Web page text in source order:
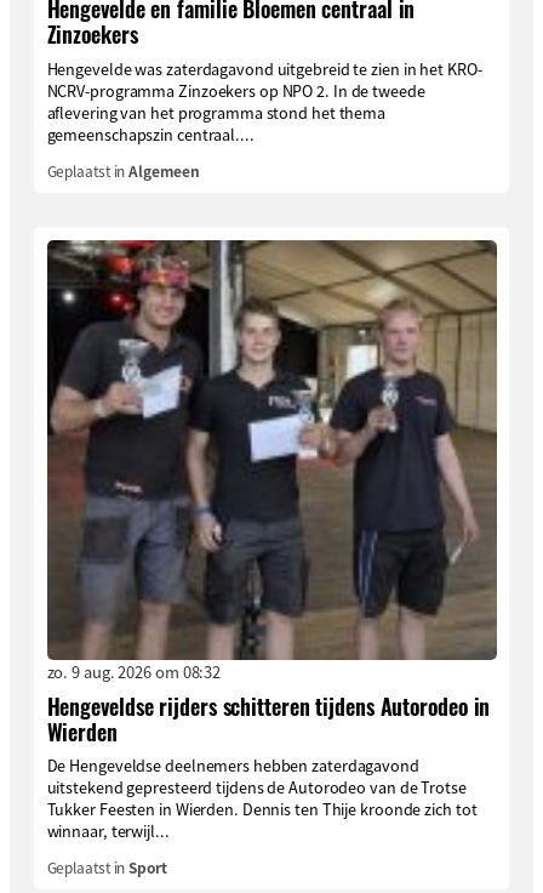
Hengevelde en familie Bloemen centraal in
Zinzoekers
Hengevelde was zaterdagavond uitgebreid te zien in het KRO-
NCRV-programma Zinzoekers op NPO 2. In de tweede
aflevering van het programma stond het thema
gemeenschapszin centraal....
Geplaatst inAlgemeen
zo. 9 aug. 2026 om 08:32
Hengeveldse rijders schitteren tijdens Autorodeo in
Wierden
De Hengeveldse deelnemers hebben zaterdagavond
uitstekend gepresteerd tijdens de Autorodeo van de Trotse
Tukker Feesten in Wierden. Dennis ten Thije kroonde zich tot
winnaar, terwijl...
Geplaatst inSport